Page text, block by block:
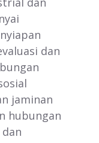
dan
jaminan
hubungan